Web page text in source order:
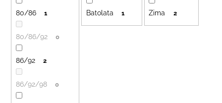
ů
Batolata 1 Zima 2
80/86 1
80/86/92 0
86/92 2
86/92/98 0
m
LETNÍ
KLOBOUČEK
UV
30